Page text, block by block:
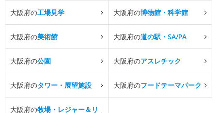
大阪府の工場見学 大阪府の博物館・科学館
大阪府の美術館 大阪府の道の駅・SA/PA
大阪府の公園 大阪府のアスレチック
大阪府のタワー・展望施設 大阪府のフードテーマパーク
大阪府の牧場・レジャー＆リ